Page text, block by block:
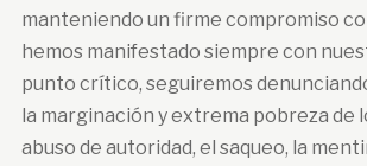
manteniendo un firme compromiso
hemos manifestado siempre con
punto crítico, seguiremos
la marginación y extrema pobreza de
abuso de autoridad, el saqueo, la